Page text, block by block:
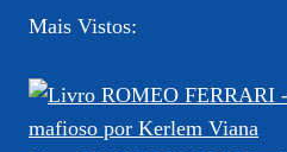
Mais Vistos: